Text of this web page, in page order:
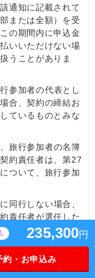
235,300円
約・お申込み
通知に記載されて
または全額）を受
の期間内に申込金
いいただけない場
うことがありま
参加者の代表とし
合、契約の締結お
ているものとみな
旅行参加者の名簿
約責任者は、第27
ついて、旅行参加
同行しない場合、
責任者が選任した
て現に負い、また
については、何ら